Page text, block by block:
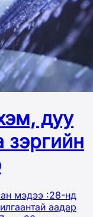
дуу
зэргийн
мэдээ :28-нд
аадар